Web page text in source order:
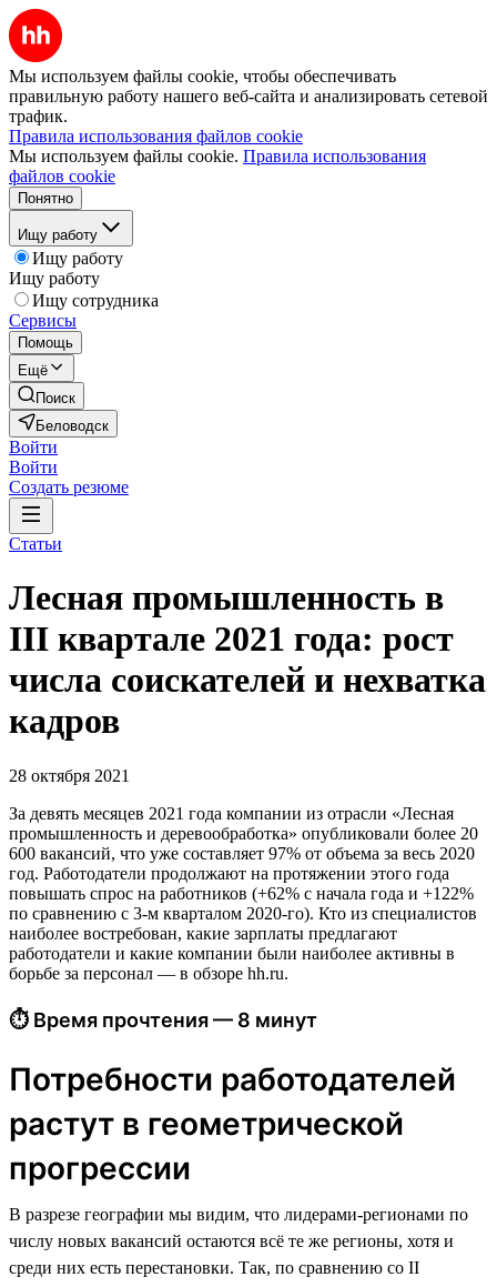
Мы используем файлы cookie, чтобы обеспечивать
правильную работу нашего веб-сайта и анализировать сетевой
трафик.
Правила использования файлов cookie
Мы используем файлы cookie. Правила использования
файлов cookie
Понятно
Ищу работу
Ищу работу
Ищу работу
Ищу сотрудника
Сервисы
Помощь
Ещё
Поиск
Беловодск
Войти
Войти
Создать резюме
Статьи
Лесная промышленность в
III квартале 2021 года: рост
числа соискателей и нехватка
кадров
28 октября 2021
За девять месяцев 2021 года компании из отрасли «Лесная
промышленность и деревообработка» опубликовали более 20
600 вакансий, что уже составляет 97% от объема за весь 2020
год. Работодатели продолжают на протяжении этого года
повышать спрос на работников (+62% с начала года и +122%
по сравнению с 3-м кварталом 2020-го). Кто из специалистов
наиболее востребован, какие зарплаты предлагают
работодатели и какие компании были наиболее активны в
борьбе за персонал — в обзоре hh.ru.
⏱ Время прочтения — 8 минут
Потребности работодателей
растут в геометрической
прогрессии
В разрезе географии мы видим, что лидерами-регионами по
числу новых вакансий остаются всё те же регионы, хотя и
среди них есть перестановки. Так, по сравнению со II